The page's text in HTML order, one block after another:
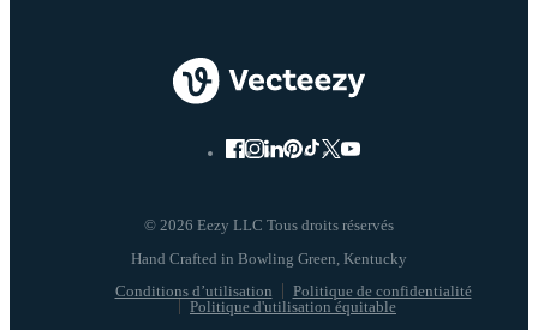
© 2026 Eezy LLC Tous droits réservés
Conditions d’utilisation
Politique de confidentialité
Politique d'utilisation équitable